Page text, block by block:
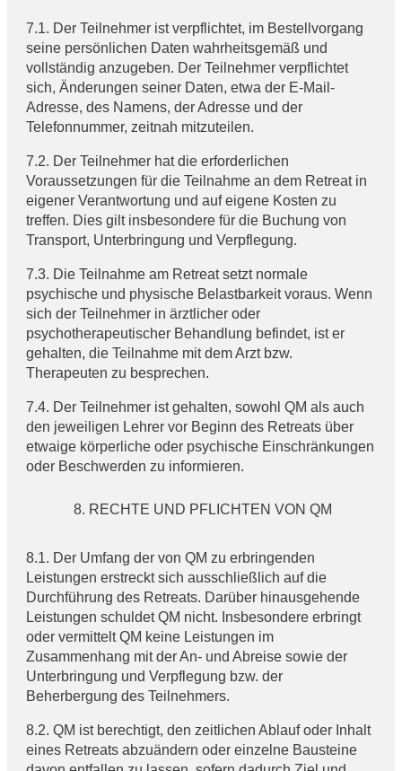
7.1. Der Teilnehmer ist verpflichtet, im Bestellvorgang
seine persönlichen Daten wahrheitsgemäß und
vollständig anzugeben. Der Teilnehmer verpflichtet
sich, Änderungen seiner Daten, etwa der E-Mail-
Adresse, des Namens, der Adresse und der
Telefonnummer, zeitnah mitzuteilen.
7.2. Der Teilnehmer hat die erforderlichen
Voraussetzungen für die Teilnahme an dem Retreat in
eigener Verantwortung und auf eigene Kosten zu
treffen. Dies gilt insbesondere für die Buchung von
Transport, Unterbringung und Verpflegung.
7.3. Die Teilnahme am Retreat setzt normale
psychische und physische Belastbarkeit voraus. Wenn
sich der Teilnehmer in ärztlicher oder
psychotherapeutischer Behandlung befindet, ist er
gehalten, die Teilnahme mit dem Arzt bzw.
Therapeuten zu besprechen.
7.4. Der Teilnehmer ist gehalten, sowohl QM als auch
den jeweiligen Lehrer vor Beginn des Retreats über
etwaige körperliche oder psychische Einschränkungen
oder Beschwerden zu informieren.
RECHTE UND PFLICHTEN VON QM
8.1. Der Umfang der von QM zu erbringenden
Leistungen erstreckt sich ausschließlich auf die
Durchführung des Retreats. Darüber hinausgehende
Leistungen schuldet QM nicht. Insbesondere erbringt
oder vermittelt QM keine Leistungen im
Zusammenhang mit der An- und Abreise sowie der
Unterbringung und Verpflegung bzw. der
Beherbergung des Teilnehmers.
8.2. QM ist berechtigt, den zeitlichen Ablauf oder Inhalt
eines Retreats abzuändern oder einzelne Bausteine